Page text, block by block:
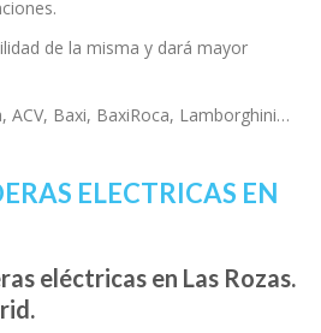
de la misma y dará mayor
ACV, Baxi, BaxiRoca, Lamborghini…
ELECTRICAS EN
eléctricas en Las Rozas.